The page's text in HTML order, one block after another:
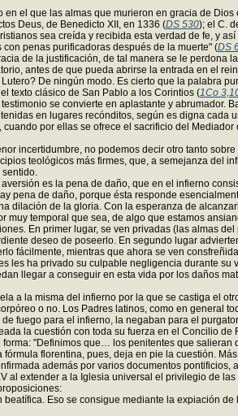
el que las almas que murieron en gracia de
Deus, de Benedicto XII, en 1336 (DS 530); el C.
sea creída y recibida esta verdad de fe, y
penas purificadoras después de la muerte" (DS
de la justificación, de tal manera se le
antes de que pueda abrirse la entrada en el
De ningún modo. Es cierto que la palabra
texto clásico de San Pablo a los Corintios (1Co
se convierte en aplastante y abrumador.
en lugares recónditos, según es digna
por ellas se ofrece el sacrificio del
incertidumbre, no podemos decir otro tanto
teológicos más firmes, que, a semejanza del
sentido.
es la pena de daño, que en el infierno
pena de daño, porque ésta responde
de la gloria. Con la esperanza de
muy temporal que sea, de algo que estamos
En primer lugar, se ven privadas (las almas
deseo de poseerlo. En segundo lugar
mientras que ahora se ven
ha privado su culpable negligencia durante
llegar a conseguir en esta vida por los daños
a la misma del infierno por la que se castiga el
o no. Los Padres latinos, como en general
fuego para el infierno, la negaban para el
la cuestión con toda su fuerza en el Concilio
"Definimos que… los penitentes que
fórmula florentina, pues, deja en pie la cuestión.
además por varios documentos
al extender a la Iglesia universal el privilegio de
Eso se consigue mediante la expiación